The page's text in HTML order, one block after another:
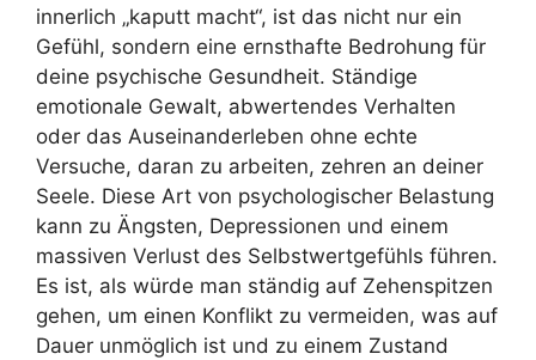
innerlich „kaputt macht“, ist das nicht nur ein
Gefühl, sondern eine ernsthafte Bedrohung für
deine psychische Gesundheit. Ständige
emotionale Gewalt, abwertendes Verhalten
oder das Auseinanderleben ohne echte
Versuche, daran zu arbeiten, zehren an deiner
Seele. Diese Art von psychologischer Belastung
kann zu Ängsten, Depressionen und einem
massiven Verlust des Selbstwertgefühls führen.
Es ist, als würde man ständig auf Zehenspitzen
gehen, um einen Konflikt zu vermeiden, was auf
Dauer unmöglich ist und zu einem Zustand